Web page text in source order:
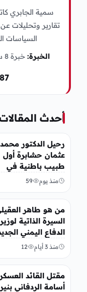
سمية الجابري
تقارير وتحليلات
السياسات
الخبرة: خبرة 8 سنوات في المجال الإعلامي المحلي
أحدث
أخبار محلية
رحيل الدكتور محمد
عثمان حشابرة أول
طبيب باطنية في
الحديدة
منذ يوم 59
أخبار محلية
من هو طاهر
السيرة الذاتية لوزير
الدفاع اليمني
وأبرز مناصبه
منذ 3 أيام 12
أخبار محلية
مقتل القائد
أسامة الردفاني